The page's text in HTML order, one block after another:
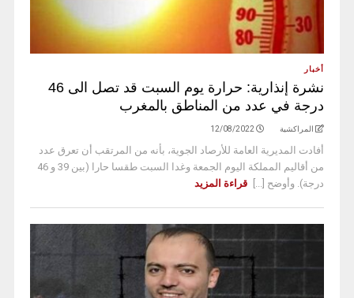
أخبار
نشرة إنذارية: حرارة يوم السبت قد تصل الى 46
درجة في عدد من المناطق بالمغرب
المراكشية 12/08/2022
أفادت المديرية العامة للأرصاد الجوية، بأنه من المرتقب أن تعرق عدد
من أقاليم المملكة اليوم الجمعة وغدا السبت طقسا حارا (بين 39 و 46
درجة). وأوضح [...]
قراءة المزيد